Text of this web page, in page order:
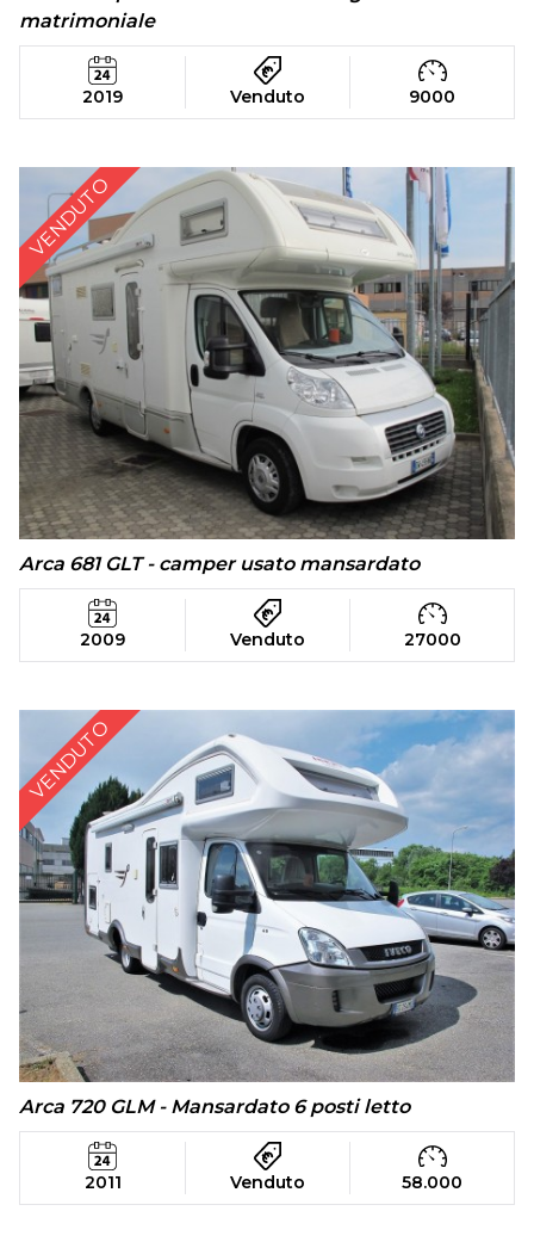
matrimoniale
2019 Venduto 9000
VENDUTO
Arca 681 GLT - camper usato mansardato
2009 Venduto 27000
VENDUTO
Arca 720 GLM - Mansardato 6 posti letto
2011 Venduto 58.000